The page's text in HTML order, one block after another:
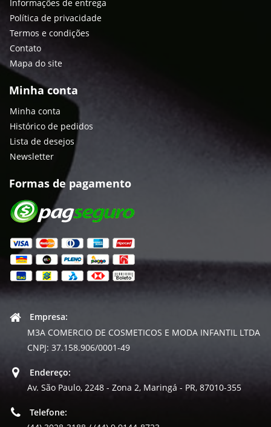
Informações de entrega
Política de privacidade
Termos e condições
Contato
Mapa do site
Minha conta
Minha conta
Histórico de pedidos
Lista de desejos
Newsletter
Formas de pagamento
Empresa:
M3A COMERCIO DE COSMETICOS E MODA INFANTIL LTDA
CNPJ: 37.158.906/0001-49
Endereço:
Av. São Paulo, 2248 - Zona 2, Maringá - PR, 87010-355
Telefone: